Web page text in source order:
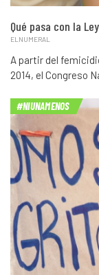
Qué pasa con la
ELNUMERAL
A partir del
2014, el Congreso
#NIUNAMENOS